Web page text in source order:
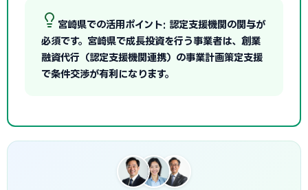
宮崎県での活用ポイント: 認定支援機関の関与が
必須です。宮崎県で成長投資を行う事業者は、創業
融資代行（認定支援機関連携）の事業計画策定支援
で条件交渉が有利になります。